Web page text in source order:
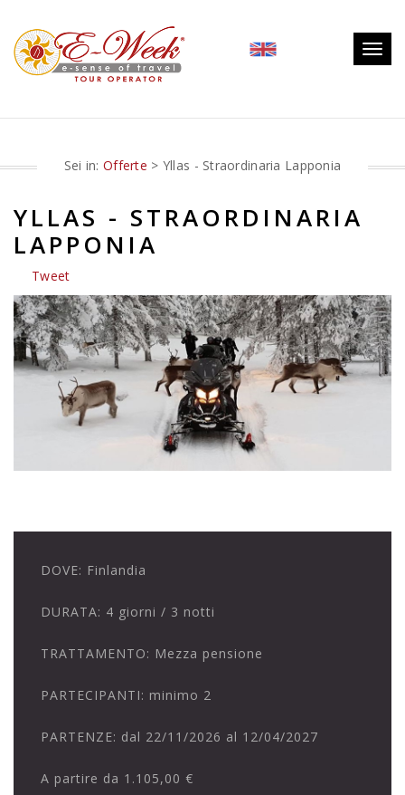
Sei in:Offerte > Yllas - Straordinaria Lapponia
YLLAS - STRAORDINARIA
LAPPONIA
Tweet
DOVE: Finlandia
DURATA: 4 giorni / 3 notti
TRATTAMENTO: Mezza pensione
PARTECIPANTI: minimo 2
PARTENZE: dal 22/11/2026 al 12/04/2027
A partire da 1.105,00 €